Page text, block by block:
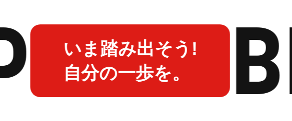
いま踏み出そう!
自分の一歩を。